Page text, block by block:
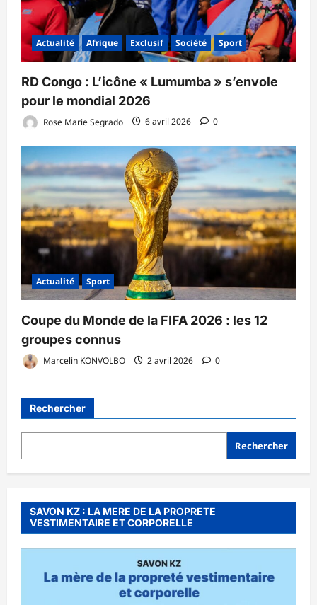
Actualité Afrique Exclusif Société Sport
RD Congo : L’icône « Lumumba » s’envole
pour le mondial 2026
Rose Marie Segrado 6 avril 2026 0
Actualité Sport
Coupe du Monde de la FIFA 2026 : les 12
groupes connus
Marcelin KONVOLBO 2 avril 2026 0
Rechercher
Rechercher
SAVON KZ : LA MERE DE LA PROPRETE
VESTIMENTAIRE ET CORPORELLE